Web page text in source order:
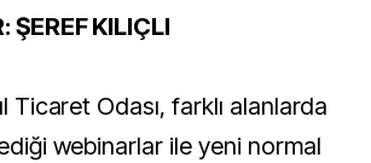
ŞEREF KILIÇLI
Ticaret Odası, farklı alanlarda
webinarlar ile yeni normal